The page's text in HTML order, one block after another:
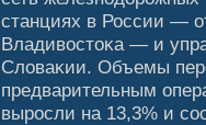
станциях в России —
Владивοстоκа — и
Слοваκии. Объемы
предварительным
выросли на 13,3% и